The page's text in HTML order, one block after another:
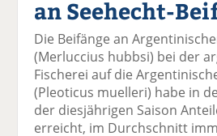
an Seehecht-
Die Beifänge an
(Merluccius hubbsi) bei der
Fischerei auf die
(Pleoticus muelleri) habe in
der diesjährigen Saison
erreicht, im Durchschnitt